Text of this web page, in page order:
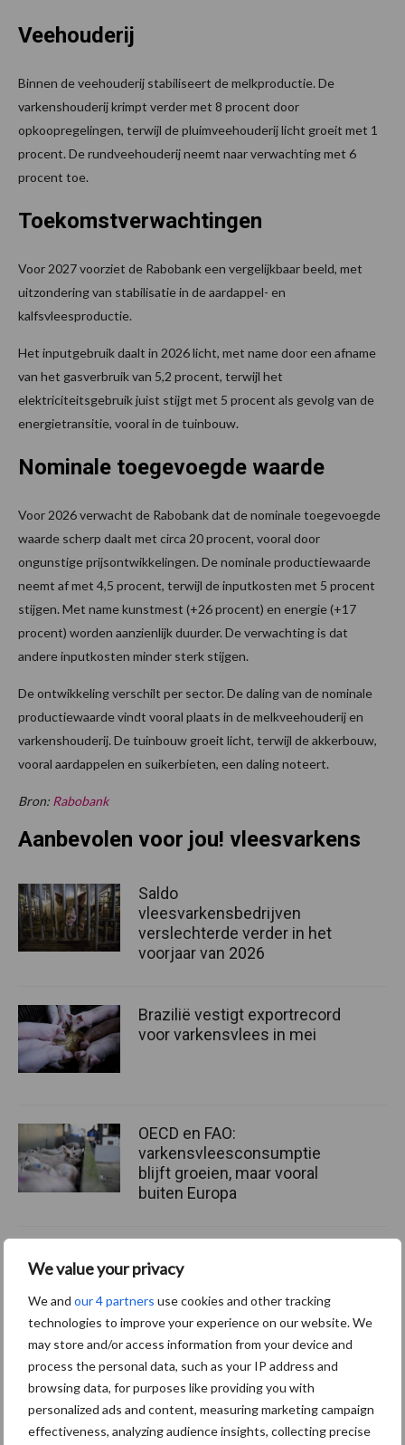
We value your privacy
We and our 4 partners use cookies and other tracking
technologies to improve your experience on our website. We
may store and/or access information from your device and
process the personal data, such as your IP address and
browsing data, for purposes like providing you with
personalized ads and content, measuring marketing campaign
effectiveness, analyzing audience insights, collecting precise
Veehouderij
Binnen de veehouderij stabiliseert de melkproductie. De
varkenshouderij krimpt verder met 8 procent door
opkoopregelingen, terwijl de pluimveehouderij licht groeit met 1
procent. De rundveehouderij neemt naar verwachting met 6
procent toe.
Toekomstverwachtingen
Voor 2027 voorziet de Rabobank een vergelijkbaar beeld, met
uitzondering van stabilisatie in de aardappel- en
kalfsvleesproductie.
Het inputgebruik daalt in 2026 licht, met name door een afname
van het gasverbruik van 5,2 procent, terwijl het
elektriciteitsgebruik juist stijgt met 5 procent als gevolg van de
energietransitie, vooral in de tuinbouw.
Nominale toegevoegde waarde
Voor 2026 verwacht de Rabobank dat de nominale toegevoegde
waarde scherp daalt met circa 20 procent, vooral door
ongunstige prijsontwikkelingen. De nominale productiewaarde
neemt af met 4,5 procent, terwijl de inputkosten met 5 procent
stijgen. Met name kunstmest (+26 procent) en energie (+17
procent) worden aanzienlijk duurder. De verwachting is dat
andere inputkosten minder sterk stijgen.
De ontwikkeling verschilt per sector. De daling van de nominale
productiewaarde vindt vooral plaats in de melkveehouderij en
varkenshouderij. De tuinbouw groeit licht, terwijl de akkerbouw,
vooral aardappelen en suikerbieten, een daling noteert.
Bron: Rabobank
Aanbevolen voor jou! vleesvarkens
Saldo
vleesvarkensbedrijven
verslechterde verder in het
voorjaar van 2026
Brazilië vestigt exportrecord
voor varkensvlees in mei
OECD en FAO:
varkensvleesconsumptie
blijft groeien, maar vooral
buiten Europa
Themapagina
Diergezondheid Fokkerij Huisvesting
Beren Bigvitaliteit